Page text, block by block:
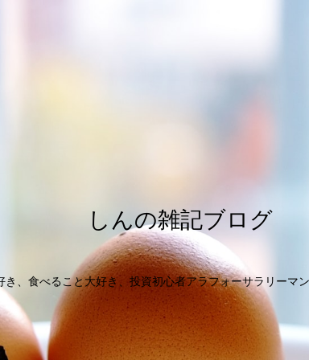
しんの雑記ブログ
き、食べること大好き、投資初心者アラフォーサラリーマ